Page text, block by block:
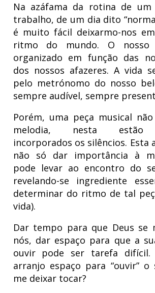
Na azáfama da rotina de
trabalho, de um dia dito
é muito fácil deixarmo-nos
ritmo do mundo. O nosso
organizado em função das
dos nossos afazeres. A vida
pelo metrónomo do nosso
sempre audível, sempre
Porém, uma peça musical
melodia, nesta estão
incorporados os silêncios. Esta
não só dar importância à
pode levar ao encontro do
revelando-se ingrediente
determinar do ritmo de tal
vida).
Dar tempo para que Deus se
nós, dar espaço para que a
ouvir pode ser tarefa difícil.
arranjo espaço para “ouvir” o
me deixar tocar?